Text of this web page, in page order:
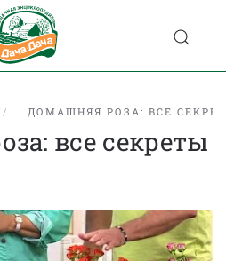
ДОМАШНЯЯ РОЗА: ВСЕ
все секреты